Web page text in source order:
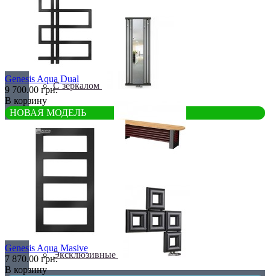
С зеркалом
Эксклюзивные
Genesis Aqua Dual
9 700.00 грн.
В корзину
НОВАЯ МОДЕЛЬ
Genesis Aqua Masive
7 870.00 грн.
В корзину